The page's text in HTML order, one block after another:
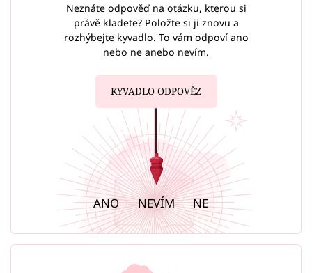
Neznáte odpověď na otázku, kterou si
právě kladete? Položte si ji znovu a
rozhýbejte kyvadlo. To vám odpoví ano
nebo ne anebo nevím.
KYVADLO ODPOVĚZ
ANO NEVÍM NE